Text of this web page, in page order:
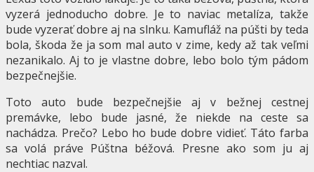
vyzerá jednoducho dobre. Je to naviac metalíza, takže
bude vyzerať dobre aj na slnku. Kamufláž na púšti by teda
bola, škoda že ja som mal auto v zime, kedy až tak veľmi
nezanikalo. Aj to je vlastne dobre, lebo bolo tým pádom
bezpečnejšie.
Toto auto bude bezpečnejšie aj v bežnej cestnej
premávke, lebo bude jasné, že niekde na ceste sa
nachádza. Prečo? Lebo ho bude dobre vidieť. Táto farba
sa volá práve Púštna béžová. Presne ako som ju aj
nechtiac nazval.